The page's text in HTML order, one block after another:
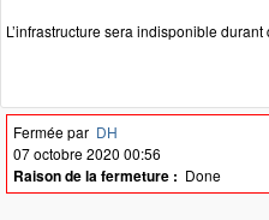
L’infrastructure sera indisponible
Fermée par DH
07 octobre 2020 00:56
Raison de la fermeture : Done